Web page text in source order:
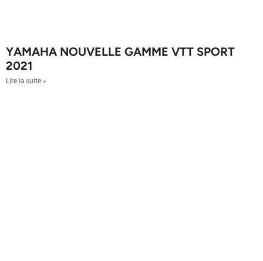
YAMAHA NOUVELLE GAMME VTT SPORT
2021
Lire la suite »